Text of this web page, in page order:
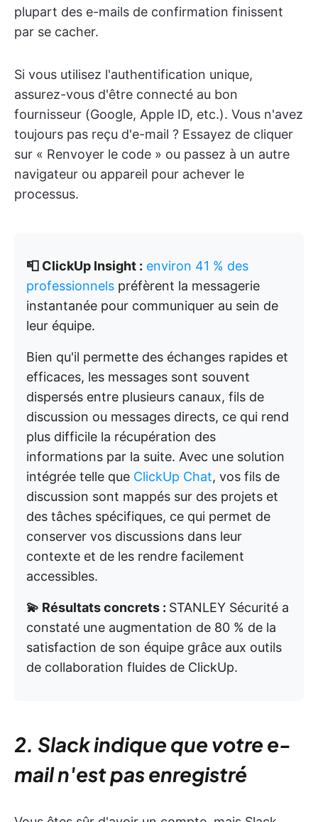
plupart des e-mails de confirmation finissent
par se cacher.
Si vous utilisez l'authentification unique,
assurez-vous d'être connecté au bon
fournisseur (Google, Apple ID, etc.). Vous n'avez
toujours pas reçu d'e-mail ? Essayez de cliquer
sur « Renvoyer le code » ou passez à un autre
navigateur ou appareil pour achever le
processus.
📮 ClickUp Insight : environ 41 % des
professionnels préfèrent la messagerie
instantanée pour communiquer au sein de
leur équipe.
Bien qu'il permette des échanges rapides et
efficaces, les messages sont souvent
dispersés entre plusieurs canaux, fils de
discussion ou messages directs, ce qui rend
plus difficile la récupération des
informations par la suite. Avec une solution
intégrée telle que ClickUp Chat, vos fils de
discussion sont mappés sur des projets et
des tâches spécifiques, ce qui permet de
conserver vos discussions dans leur
contexte et de les rendre facilement
accessibles.
💫 Résultats concrets : STANLEY Sécurité a
constaté une augmentation de 80 % de la
satisfaction de son équipe grâce aux outils
de collaboration fluides de ClickUp.
2. Slack indique que votre e-
mail n'est pas enregistré